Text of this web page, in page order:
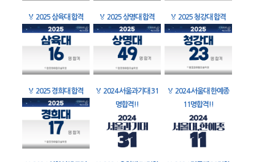
🏅 2025 삼육대 합격 🏅 2025 상명대 합격 🏅 2025 청강대 합격
🏅 2025 경희대 합격 🏅 2024 서울과기대 31
명합격!!
🏅 2024 서울대 한예종
11명합격!!